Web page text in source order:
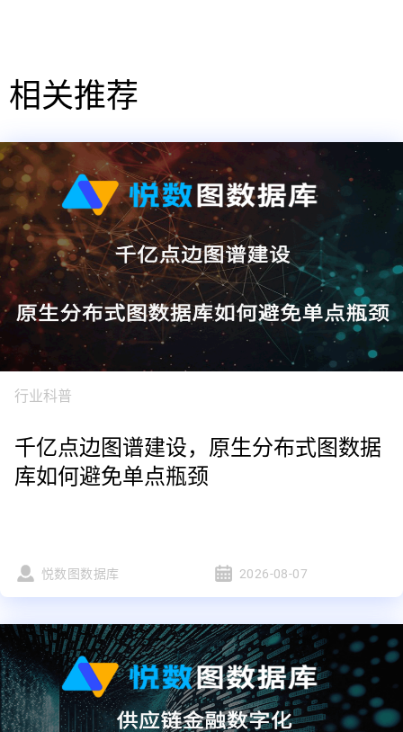
相关推荐
行业科普
千亿点边图谱建设，原生分布式图数据
库如何避免单点瓶颈
悦数图数据库 2026-08-07